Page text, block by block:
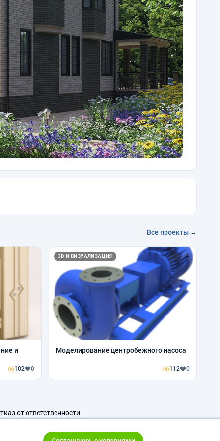
Все проекты →
и
102 0
3D И ВИЗУАЛИЗАЦИЯ
Моделирование центробежного насоса
112 0
от ответственности